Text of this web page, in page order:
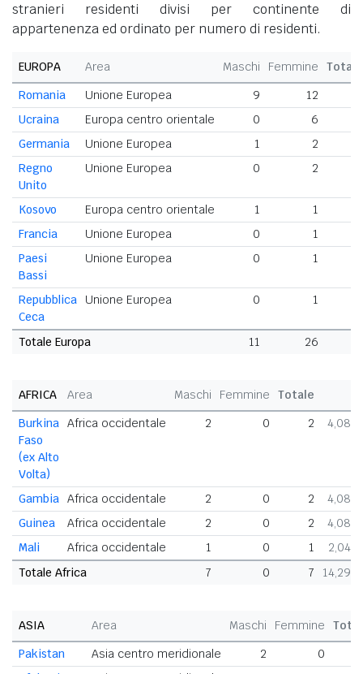
stranieri residenti divisi per continente di
appartenenza ed ordinato per numero di residenti.
EUROPA Area Maschi Femmine
Totale
Romania
Unione Europea 9 12
Ucraina
Europa centro orientale 0 6
Germania
Unione Europea 1 2
Regno
Unito
Unione Europea 0 2
Kosovo Europa centro orientale 1 1
Francia
Unione Europea 0 1
Paesi
Bassi
Unione Europea 0 1
Repubblica
Ceca
Unione Europea 0 1
Totale Europa 11 26
AFRICA Area Maschi Femmine Totale
Burkina
Faso
(ex Alto
Volta)
Africa occidentale 2 0 2 4,08%
Gambia Africa occidentale 2 0 2
4,08%
Guinea
Africa occidentale 2 0 2
4,08%
Mali
Africa occidentale 1 0 1
2,04%
Totale Africa
7 0 7 14,29%
ASIA Area Maschi Femmine
Pakistan
Asia centro meridionale 2
0